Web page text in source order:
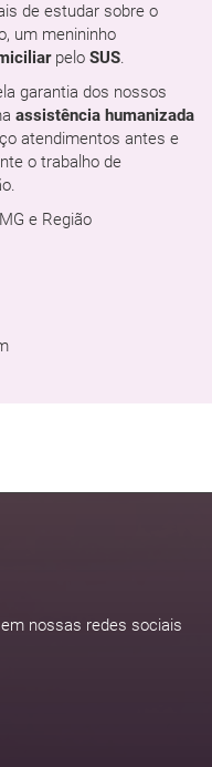
de estudar sobre o
um menininho
pelo SUS.
garantia dos nossos
assistência humanizada
atendimentos antes e
o trabalho de
e Região
nossas redes sociais